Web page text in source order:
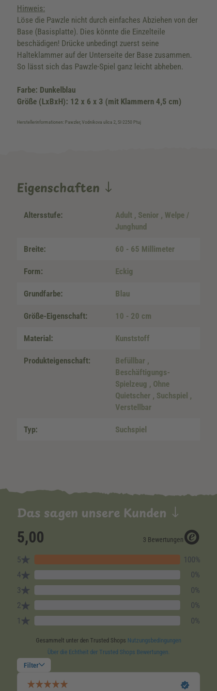
Hinweis:
Löse die Pawzle nicht durch einfaches Abziehen von der
Base (Basisplatte). Dies könnte die Einzelteile
beschädigen! Drücke unbedingt zuerst seine
Halteklammer auf der Unterseite der Base zusammen.
So lässt sich das Pawzle-Spiel ganz leicht abheben.
Farbe: Dunkelblau
Größe (LxBxH): 12 x 6 x 3 (mit Klammern 4,5 cm)
Herstellerinformationen: Pawzler, Vodnikova ulica 2, SI-2250 Ptuj
Eigenschaften
Altersstufe: Adult , Senior , Welpe /
Junghund
Breite: 60 - 65 Millimeter
Form: Eckig
Grundfarbe: Blau
Größe-Eigenschaft: 10 - 20 cm
Material: Kunststoff
Produkteigenschaft: Befüllbar ,
Beschäftigungs-
Spielzeug , Ohne
Quietscher , Suchspiel ,
Verstellbar
Typ: Suchspiel
Das sagen unsere Kunden